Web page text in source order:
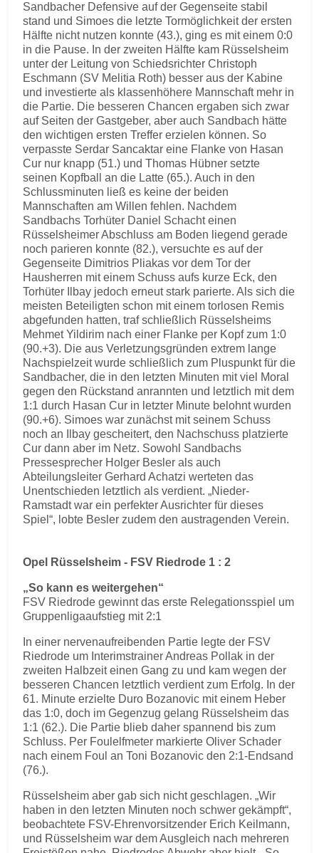
Sandbacher Defensive auf der Gegenseite stabil
stand und Simoes die letzte Tormöglichkeit der ersten
Hälfte nicht nutzen konnte (43.), ging es mit einem 0:0
in die Pause. In der zweiten Hälfte kam Rüsselsheim
unter der Leitung von Schiedsrichter Christoph
Eschmann (SV Melitia Roth) besser aus der Kabine
und investierte als klassenhöhere Mannschaft mehr in
die Partie. Die besseren Chancen ergaben sich zwar
auf Seiten der Gastgeber, aber auch Sandbach hätte
den wichtigen ersten Treffer erzielen können. So
verpasste Serdar Sancaktar eine Flanke von Hasan
Cur nur knapp (51.) und Thomas Hübner setzte
seinen Kopfball an die Latte (65.). Auch in den
Schlussminuten ließ es keine der beiden
Mannschaften am Willen fehlen. Nachdem
Sandbachs Torhüter Daniel Schacht einen
Rüsselsheimer Abschluss am Boden liegend gerade
noch parieren konnte (82.), versuchte es auf der
Gegenseite Dimitrios Pliakas vor dem Tor der
Hausherren mit einem Schuss aufs kurze Eck, den
Torhüter Ilbay jedoch erneut stark parierte. Als sich die
meisten Beteiligten schon mit einem torlosen Remis
abgefunden hatten, traf schließlich Rüsselsheims
Mehmet Yildirim nach einer Flanke per Kopf zum 1:0
(90.+3). Die aus Verletzungsgründen extrem lange
Nachspielzeit wurde schließlich zum Pluspunkt für die
Sandbacher, die in den letzten Minuten mit viel Moral
gegen den Rückstand anrannten und letztlich mit dem
1:1 durch Hasan Cur in letzter Minute belohnt wurden
(90.+6). Simoes war zunächst mit seinem Schuss
noch an Ilbay gescheitert, den Nachschuss platzierte
Cur dann aber im Netz. Sowohl Sandbachs
Pressesprecher Holger Besler als auch
Abteilungsleiter Gerhard Achatzi werteten das
Unentschieden letztlich als verdient. „Nieder-
Ramstadt war ein perfekter Ausrichter für dieses
Spiel“, lobte Besler zudem den austragenden Verein.
Opel Rüsselsheim - FSV Riedrode 1 : 2
„So kann es weitergehen“
FSV Riedrode gewinnt das erste Relegationsspiel um
Gruppenligaaufstieg mit 2:1
In einer nervenaufreibenden Partie legte der FSV
Riedrode um Interimstrainer Andreas Pollak in der
zweiten Halbzeit einen Gang zu und kam wegen der
besseren Chancen letztlich verdient zum Erfolg. In der
61. Minute erzielte Duro Bozanovic mit einem Heber
das 1:0, doch im Gegenzug gelang Rüsselsheim das
1:1 (62.). Die Partie blieb daher spannend bis zum
Schluss. Per Foulelfmeter markierte Oliver Schader
nach einem Foul an Toni Bozanovic den 2:1-Endsand
(76.).
Rüsselsheim aber gab sich nicht geschlagen. „Wir
haben in den letzten Minuten noch schwer gekämpft“,
beobachtete FSV-Ehrenvorsitzender Erich Keilmann,
und Rüsselsheim war dem Ausgleich nach mehreren